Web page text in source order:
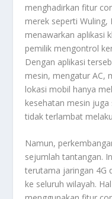
menghadirkan fitur
merek seperti Wuling,
menawarkan aplikasi
pemilik mengontrol
Dengan aplikasi
mesin, mengatur AC,
lokasi mobil hanya
kesehatan mesin
tidak terlambat
Namun,
sejumlah tantangan.
terutama jaringan 4G
ke seluruh wilayah.